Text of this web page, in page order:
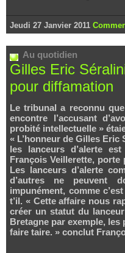
Jeudi 27 Janvier 2011
Au quotidien
Gilles Eric
pour diffamation
Le tribunal a reconnu
encontre l’accusant
probité intellectuelle »
« L’honneur de Gilles
les lanceurs d’alerte
François Veillerette,
Les lanceurs d’alerte
d’autres ne peuvent
impunément, comme
t’il. « Cette affaire nous
créer un statut du
Bretagne par exemple,
faire taire. » conclut